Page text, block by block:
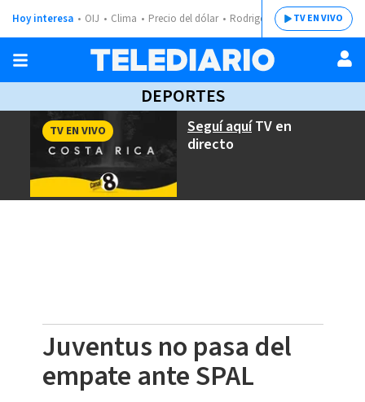
Hoy interesa OIJ Clima Precio del dólar Rodrigo ChavesTV EN VIVO
DEPORTES
Seguí aquíTV en
directo
TV EN VIVO
Juventus no pasa del
empate ante SPAL